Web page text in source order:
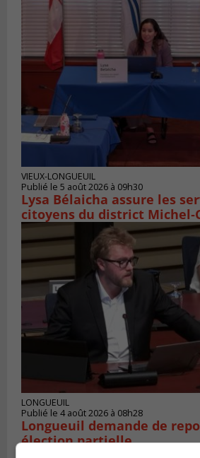
VIEUX-LONGUEUIL
Publié le 5 août 2026 à 09h30
Lysa Bélaicha assure les
citoyens du district
LONGUEUIL
Publié le 4 août 2026 à 08h28
Longueuil demande de
élection partielle